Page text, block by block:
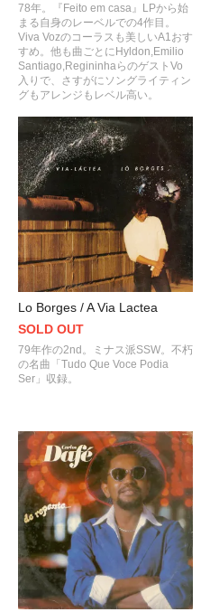
78年。『Feito em casa』LPから始
まる自身のレーベルでの4作目。
Viva Vozのコーラスも美しいA1おす
すめ。他も曲ごとにHyldon,Emilio
Santiago,RegininhaらのゲストVo
入りで、さすがにソングライティン
グもアレンジもレベル高い。
Lo Borges / A Via Lactea
SOLD OUT
79年作の2nd。ミナス派SSW。不朽
の名曲「Tudo Que Voce Podia
Ser」収録。